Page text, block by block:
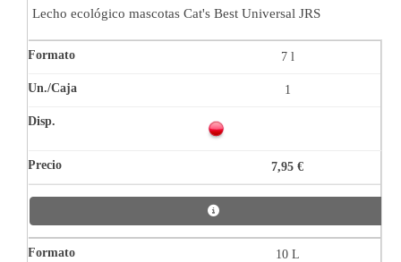
Lecho ecológico mascotas Cat's Best Universal JRS
7 l
1
7,95 €
10 L